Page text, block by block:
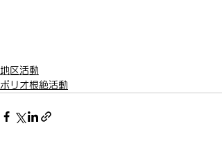
地区活動
ポリオ根絶活動